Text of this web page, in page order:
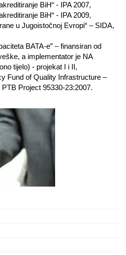
BiH“ - IPA 2007,
BiH“ - IPA 2009,
u Jugoistočnoj Evropi“ – SIDA,
BATA-e” – finansiran od
a implementator je NA
tijelo) - projekat I i II,
Fund of Quality Infrastructure –
Project 95330-23:2007.